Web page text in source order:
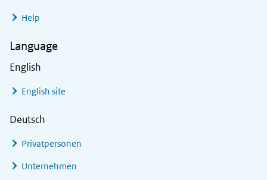
Help
Language
English
English site
Deutsch
Privatpersonen
Unternehmen